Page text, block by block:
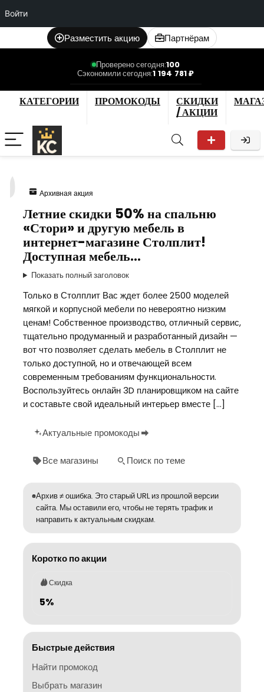
Войти
Разместить акцию Партнёрам
Проверено сегодня:100
Сэкономили сегодня:1 194 781 ₽
КАТЕГОРИИ ПРОМОКОДЫ
СКИДКИ
/ АКЦИИ
Архивная акция
Летние скидки 50% на спальню
«Стори» и другую мебель в
интернет-магазине Столплит!
Доступная мебель…
Показать полный заголовок
Только в Столплит Вас ждет более 2500 моделей
мягкой и корпусной мебели по невероятно низким
ценам! Собственное производство, отличный сервис,
тщательно продуманный и разработанный дизайн —
вот что позволяет сделать мебель в Столплит не
только доступной, но и отвечающей всем
современным требованиям функциональности.
Воспользуйтесь онлайн 3D планировщиком на сайте
и составьте свой идеальный интерьер вместе […]
Актуальные промокоды
Все магазины Поиск по теме
Архив ≠ ошибка. Это старый URL из прошлой версии
сайта. Мы оставили его, чтобы не терять трафик и
направить к актуальным скидкам.
Коротко по акции
Скидка
5%
Быстрые действия
Найти промокод
Выбрать магазин